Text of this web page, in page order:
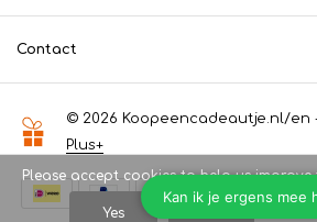
Contact
© 2026 Koopeencadeautje.nl/en
Plus+
Please accept cookies to help us improve
Yes